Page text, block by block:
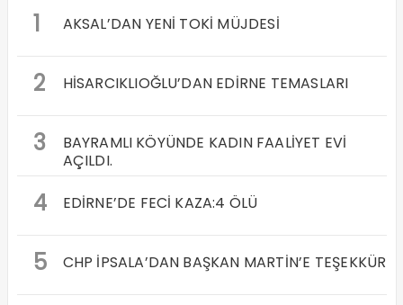
1 AKSAL’DAN YENİ TOKİ MÜJDESİ
2 HİSARCIKLIOĞLU’DAN EDİRNE TEMASLARI
3
BAYRAMLI KÖYÜNDE KADIN FAALİYET EVİ
AÇILDI.
4 EDİRNE’DE FECİ KAZA:4 ÖLÜ
5 CHP İPSALA’DAN BAŞKAN MARTİN’E TEŞEKKÜR